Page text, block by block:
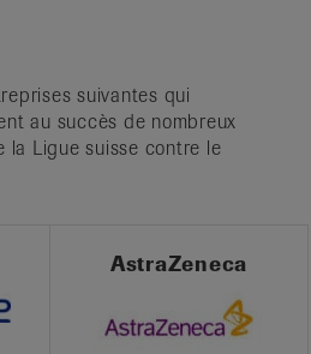
suivantes qui
au succès de nombreux
Ligue suisse contre le
AstraZeneca